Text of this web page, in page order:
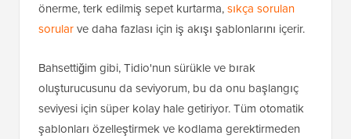
önerme, terk edilmiş sepet kurtarma,sıkça sorulan
sorularve daha fazlası için iş akışı şablonlarını içerir.
Bahsettiğim gibi, Tidio'nun sürükle ve bırak
oluşturucusunu da seviyorum, bu da onu başlangıç
seviyesi için süper kolay hale getiriyor. Tüm otomatik
şablonları özelleştirmek ve kodlama gerektirmeden